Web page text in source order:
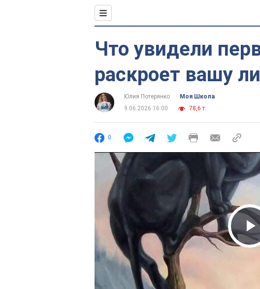
Что увидели
раскроет вашу
Юлия Потерянко
Моя Школа
9.06.2026 16:00
78,6 т.
0